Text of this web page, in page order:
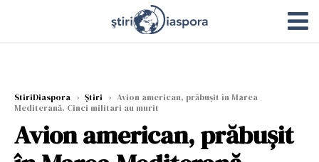
StiriDiaspora › Știri › Avion american, prăbușit în Marea
Mediterană. Cinci militari au murit
Avion american, prăbușit